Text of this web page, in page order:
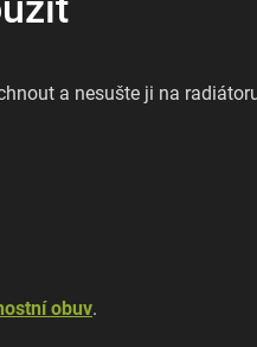
a nesušte ji na
obuv.